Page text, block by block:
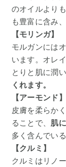
のオイルより
も豊富に含み、
【モリンガ】
モルガンには
います。オレ
とりと肌に潤
くれます。
【アーモンド】
皮膚を柔らか
ることで、 肌
多く含んでい
【クルミ】
クルミはリノ